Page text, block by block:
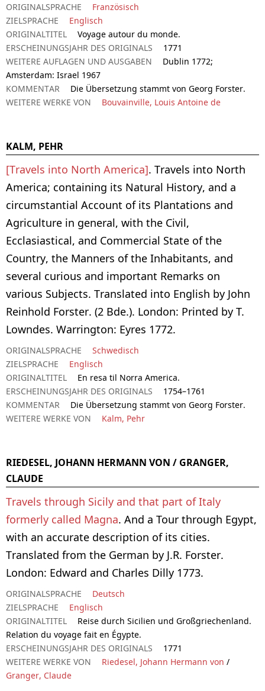
ORIGINALSPRACHE
Französisch
ZIELSPRACHE
Englisch
ORIGINALTITEL
Voyage autour du monde.
ERSCHEINUNGSJAHR DES ORIGINALS
1771
WEITERE AUFLAGEN UND AUSGABEN
Dublin 1772;
Amsterdam: Israel 1967
KOMMENTAR
Die Übersetzung stammt von Georg Forster.
WEITERE WERKE VON
Bouvainville, Louis Antoine de
KALM, PEHR
[Travels into North America]. Travels into North
America; containing its Natural History, and a
circumstantial Account of its Plantations and
Agriculture in general, with the Civil,
Ecclasiastical, and Commercial State of the
Country, the Manners of the Inhabitants, and
several curious and important Remarks on
various Subjects. Translated into English by John
Reinhold Forster. (2 Bde.). London: Printed by T.
Lowndes. Warrington: Eyres 1772.
ORIGINALSPRACHE
Schwedisch
ZIELSPRACHE
Englisch
ORIGINALTITEL
En resa til Norra America.
ERSCHEINUNGSJAHR DES ORIGINALS
1754–1761
KOMMENTAR
Die Übersetzung stammt von Georg Forster.
WEITERE WERKE VON
Kalm, Pehr
RIEDESEL, JOHANN HERMANN VON / GRANGER,
CLAUDE
Travels through Sicily and that part of Italy
formerly called Magna. And a Tour through Egypt,
with an accurate description of its cities.
Translated from the German by J.R. Forster.
London: Edward and Charles Dilly 1773.
ORIGINALSPRACHE
Deutsch
ZIELSPRACHE
Englisch
ORIGINALTITEL
Reise durch Sicilien und Großgriechenland.
Relation du voyage fait en Égypte.
ERSCHEINUNGSJAHR DES ORIGINALS
1771
WEITERE WERKE VON
Riedesel, Johann Hermann von /
Granger, Claude